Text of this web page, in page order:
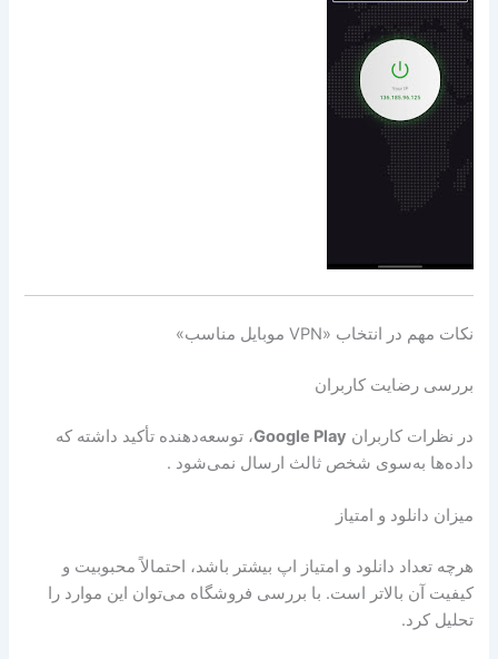
نکات مهم در انتخاب «VPN موبایل مناسب»
بررسی رضایت کاربران
در نظرات کاربران Google Play، توسعه‌دهنده تأکید داشته که
داده‌ها به‌سوی شخص ثالث ارسال نمی‌شود .
میزان دانلود و امتیاز
هرچه تعداد دانلود و امتیاز اپ بیشتر باشد، احتمالاً محبوبیت و
کیفیت آن بالاتر است. با بررسی فروشگاه می‌توان این موارد را
تحلیل کرد.